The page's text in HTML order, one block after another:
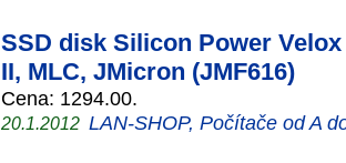
SSD disk Silicon Power Velox
II, MLC, JMicron (JMF616)
Cena: 1294.00.
20.1.2012 LAN-SHOP, Počítače od A